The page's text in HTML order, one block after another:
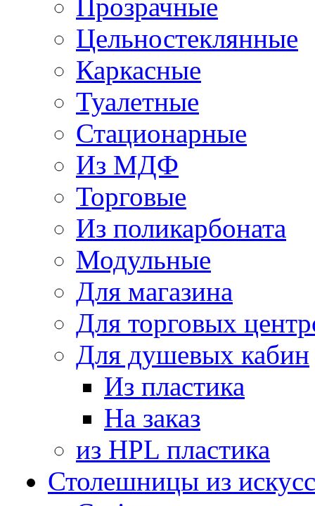
Прозрачные
Цельностеклянные
Каркасные
Туалетные
Стационарные
Из МДФ
Торговые
Из поликарбоната
Модульные
Для магазина
Для торговых
Для душевых кабин
Из пластика
На заказ
из HPL пластика
Столешницы из